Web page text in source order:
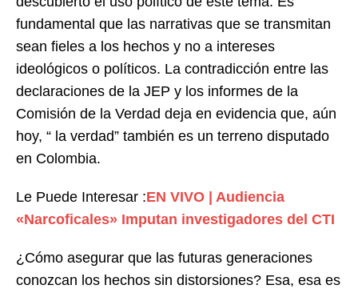
fundamental que las narrativas que se transmitan
sean fieles a los hechos y no a intereses
ideológicos o políticos. La contradicción entre las
declaraciones de la JEP y los informes de la
Comisión de la Verdad deja en evidencia que, aún
hoy, “ la verdad” también es un terreno disputado
en Colombia.
Le Puede Interesar :EN VIVO | Audiencia
«Narcoficales» Imputan investigadores del CTI
¿Cómo asegurar que las futuras generaciones
conozcan los hechos sin distorsiones? Esa, esa es